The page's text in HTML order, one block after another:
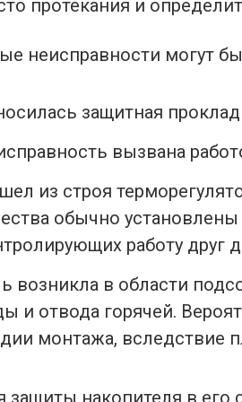
протекания и
неисправности могут
защитная
вызвана
из строя
обычно
работу друг
возникла в области
и отвода горячей.
монтажа, вследствие
защиты накопителя в его